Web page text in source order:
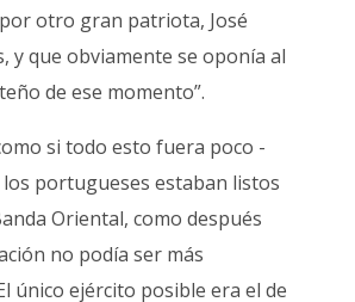
otro gran patriota, José
y que obviamente se oponía al
de ese momento”.
si todo esto fuera poco -
portugueses estaban listos
Oriental, como después
no podía ser más
único ejército posible era el de